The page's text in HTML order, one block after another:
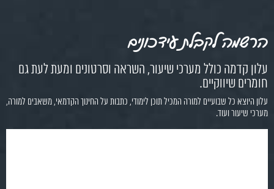
הרשמה לקבלת עידכונים
עלון קדמה כולל מערכי שיעור, השראה וסרטונים ומעת לעת גם
חומרים שיווקיים.
עלון היוצא כל שבועיים למורה המכיל תוכן לימודי, כתבות על החינוך הקדמאי, משאבים למורה,
מערכי שיעור ועוד.